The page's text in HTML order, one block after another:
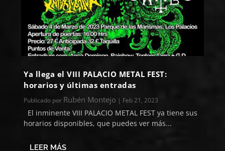
Ya llega el VIII PALACIO METAL FEST:
horarios y últimas entradas
Publicado por Rubén Montejo | Feb 21, 2023
El inminente VIII PALACIO METAL FEST ya tiene sus
horarios disponibles, que puedes ver más...
LEER MÁS